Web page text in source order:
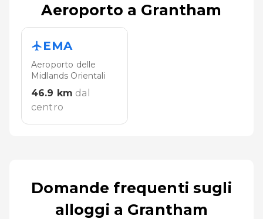
Aeroporto a Grantham
EMA
Aeroporto delle
Midlands Orientali
46.9 km dal
centro
Domande frequenti sugli
alloggi a Grantham